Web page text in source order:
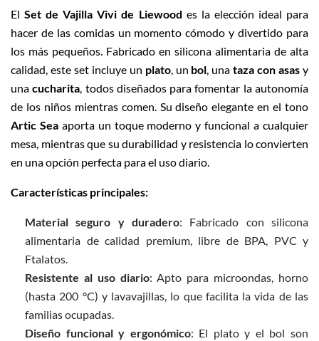
ElSet de Vajilla Vivi de Liewood es la elección ideal para
hacer de las comidas un momento cómodo y divertido para
los más pequeños. Fabricado en silicona alimentaria de alta
calidad, este set incluye un plato, un bol, unataza con asas y
unacucharita, todos diseñados para fomentar la autonomía
de los niños mientras comen. Su diseño elegante en el tono
Artic Seaaporta un toque moderno y funcional a cualquier
mesa, mientras que su durabilidad y resistencia lo convierten
en una opción perfecta para el uso diario.
Características principales:
Material seguro y duradero: Fabricado con silicona
alimentaria de calidad premium, libre de BPA, PVC y
Ftalatos.
Resistente al uso diario: Apto para microondas, horno
(hasta 200 °C) y lavavajillas, lo que facilita la vida de las
familias ocupadas.
Diseño funcional y ergonómico: El plato y el bol son